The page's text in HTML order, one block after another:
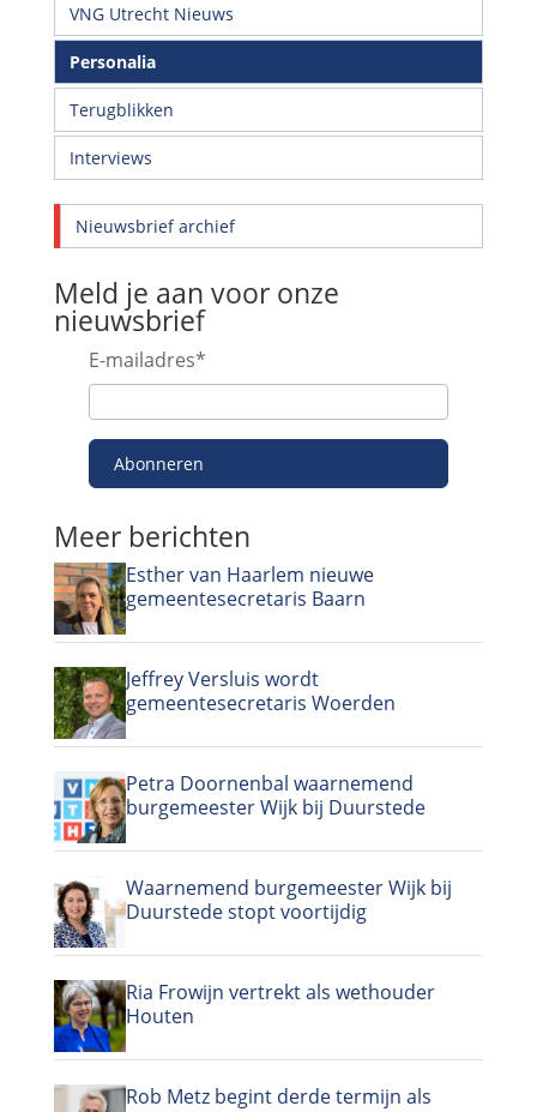
VNG Utrecht Nieuws
Personalia
Terugblikken
Interviews
Nieuwsbrief archief
Meld je aan voor onze
nieuwsbrief
E-mailadres*
Abonneren
Meer berichten
Esther van Haarlem nieuwe
gemeentesecretaris Baarn
Jeffrey Versluis wordt
gemeentesecretaris Woerden
Petra Doornenbal waarnemend
burgemeester Wijk bij Duurstede
Waarnemend burgemeester Wijk bij
Duurstede stopt voortijdig
Ria Frowijn vertrekt als wethouder
Houten
Rob Metz begint derde termijn als